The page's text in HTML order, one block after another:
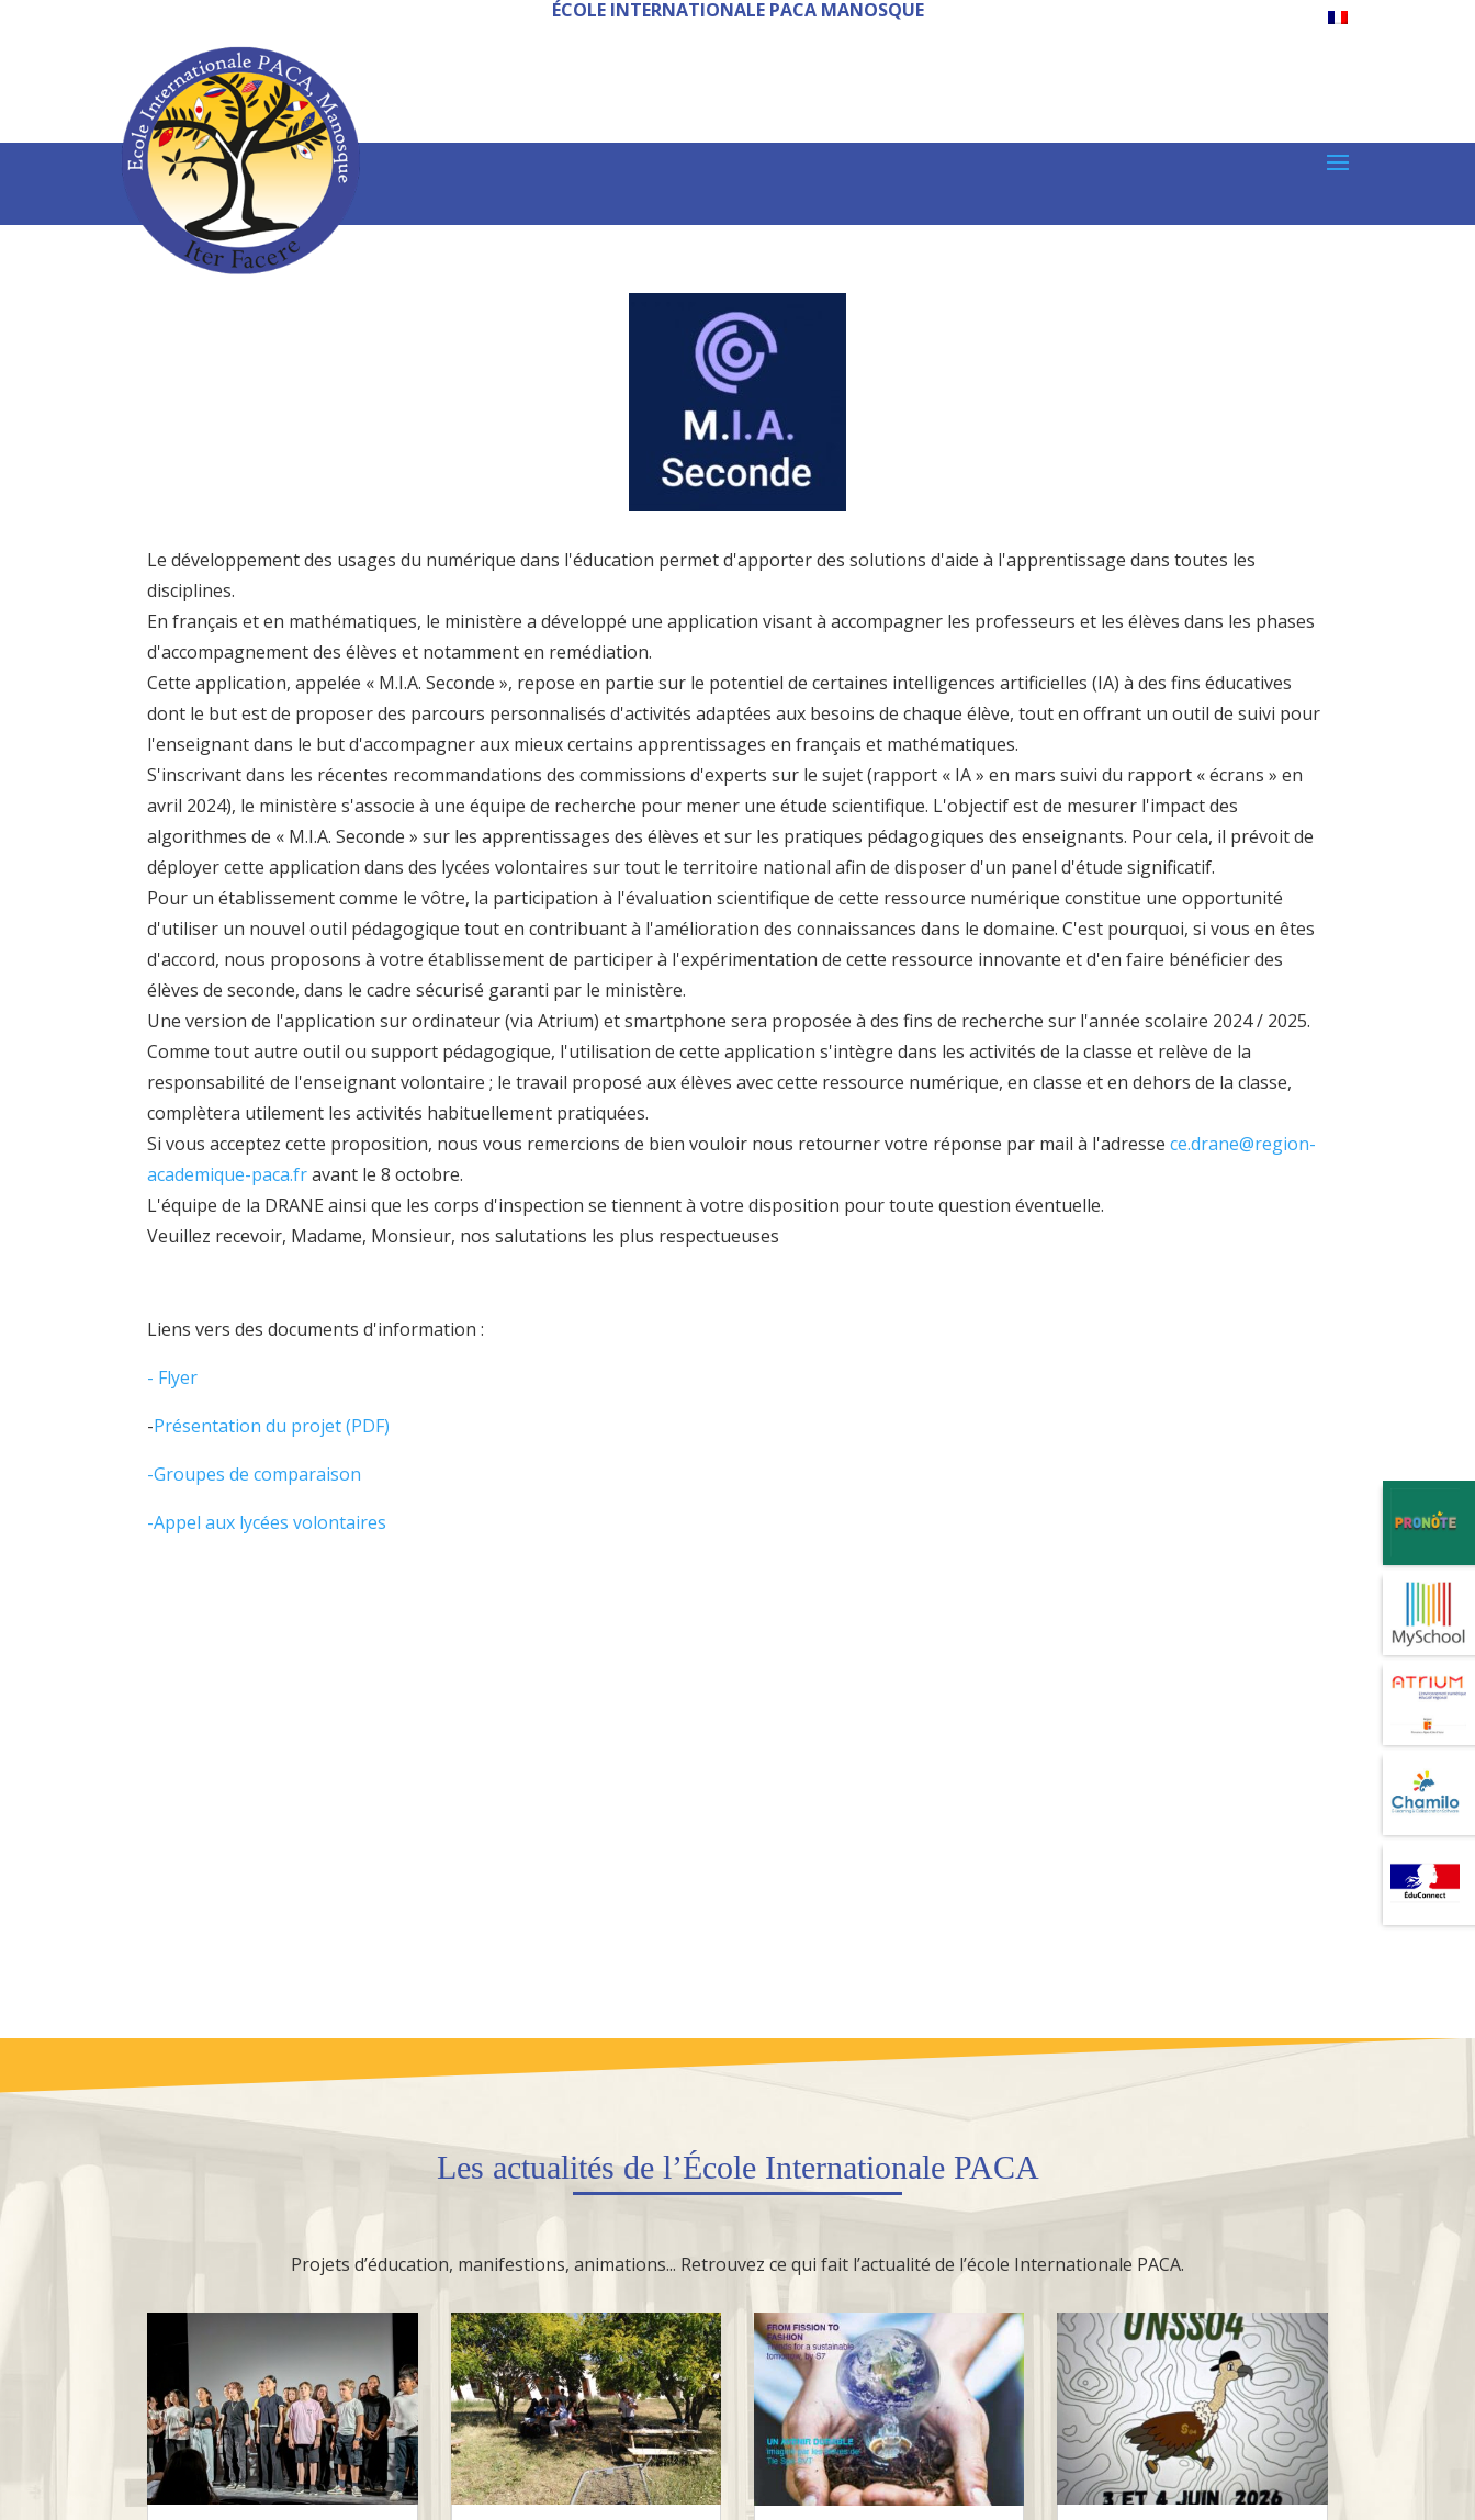
ÉCOLE INTERNATIONALE PACA MANOSQUE
Le développementdes usages du numérique dans l'éducation permet d'apporter des solutions d'aide à l'apprentissage dans toutes les
disciplines.
En français et en mathématiques, le ministère a développé une application visant à accompagner les professeurs et les élèves dans les phases
d'accompagnement des élèves et notamment en remédiation.
Cette application, appelée « M.I.A. Seconde », repose en partie sur le potentiel de certaines intelligences artificielles (IA) à des fins éducatives
dont le but est de proposerdes parcours personnalisés d'activités adaptées aux besoins de chaque élève, tout en offrant un outil de suivi pour
l'enseignantdans le but d'accompagner aux mieux certains apprentissages en français et mathématiques.
S'inscrivant dans les récentes recommandations des commissions d'experts sur le sujet (rapport « IA » en mars suivi du rapport « écrans » en
avril 2024), le ministère s'associe à une équipe de recherche pour mener une étude scientifique. L'objectif est de mesurer l'impact des
algorithmes de « M.I.A. Seconde » sur les apprentissages des élèves et sur les pratiques pédagogiques des enseignants. Pour cela, il prévoit de
déployer cette application dans des lycées volontaires sur tout le territoire national afn de disposer d'un panel d'étude signifcatif.
Pour un établissement comme le vôtre, la participation à l'évaluation scientifique de cette ressource numérique constitue une opportunité
d'utiliser un nouvel outil pédagogique tout en contribuant à l'amélioration des connaissances dans le domaine. C'est pourquoi, si vous en êtes
d'accord, nous proposonsà votreétablissement de participer à l'expérimentation de cette ressource innovante et d'en faire bénéficier des
élèves de seconde, dans le cadre sécurisé garanti par le ministère.
Une version de l'application sur ordinateur(via Atrium)etsmartphone sera proposée à des fins de recherche sur l'année scolaire 2024 / 2025.
Comme tout autre outil ou support pédagogique, l'utilisation de cette application s'intègre dans les activités de la classe et relève de la
responsabilité de l'enseignant volontaire ; le travail proposé aux élèves avec cette ressource numérique, en classe et en dehors de la classe,
complètera utilement les activités habituellement pratiquées.
Si vous acceptez cette proposition, nous vous remercions de bien vouloir nous retourner votre réponse par mail à l'adressece.drane@region-
academique-paca.fravant le8 octobre.
L'équipe de la DRANE ainsi que les corps d'inspection se tiennent à votre disposition pour toute question éventuelle.
Veuillez recevoir, Madame, Monsieur, nos salutations les plus respectueuses
Liens vers des documents d'information :
- Flyer
-Présentation du projet (PDF)
-Groupes de comparaison
-Appel aux lycées volontaires
Les actualités de l’École Internationale PACA
Projets d’éducation, manifestions, animations... Retrouvez ce qui fait l’actualité de l’école Internationale PACA.